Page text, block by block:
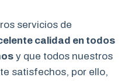
servicios de
calidad en todos
y que todos nuestros
satisfechos, por ello,